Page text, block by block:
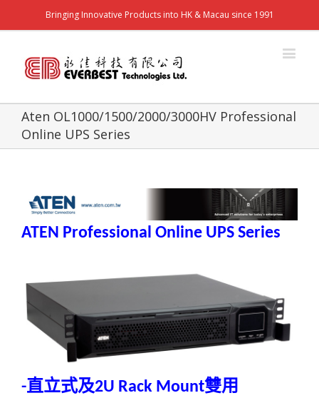
Bringing Innovative Products into HK & Macau since 1991
Aten OL1000/1500/2000/3000HV Professional
Online UPS Series
ATEN Professional Online UPS Series
-直立式及2U Rack Mount雙用